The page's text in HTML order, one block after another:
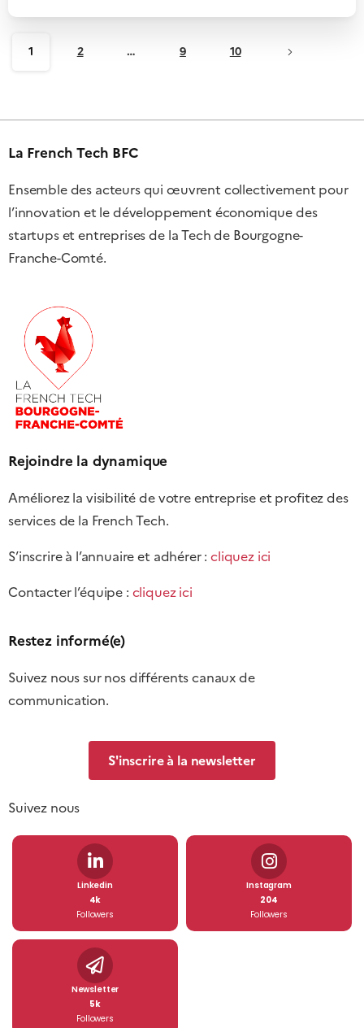
1 2 … 9 10
La French Tech BFC
Ensemble des acteurs qui œuvrent collectivement pour
l’innovation et le développement économique des
startups et entreprises de la Tech de Bourgogne-
Franche-Comté.
Rejoindre la dynamique
Améliorez la visibilité de votre entreprise et profitez des
services de la French Tech.
S’inscrire à l’annuaire et adhérer :cliquez ici
Contacter l’équipe : cliquez ici
Restez informé(e)
Suivez nous sur nos différents canaux de
communication.
S'inscrire à la newsletter
Suivez nous
Linkedin
4k
Followers
Instagram
204
Followers
Newsletter
5k
Followers